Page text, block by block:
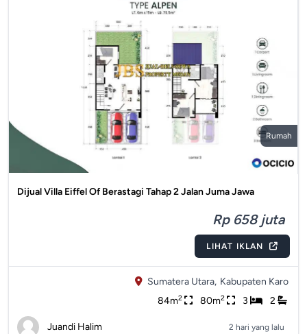
Rumah
Dijual Villa Eiffel Of Berastagi Tahap 2 Jalan Juma Jawa
Rp 658 juta
LIHAT IKLAN
Sumatera Utara, Kabupaten Karo
84m2 80m2 3 2
Juandi Halim 2 hari yang lalu